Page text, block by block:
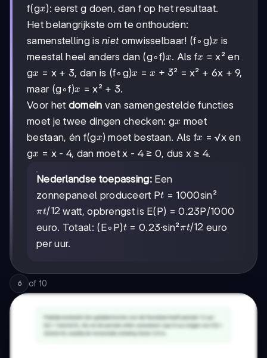
f(gx
x): eerst g doen, dan f op het resultaat.
Het belangrijkste om te onthouden:
samenstelling isnietomwisselbaar! (f∘g)x
x is
meestal heel anders dan (g∘f)x
x. Als fx
x = x² en
gx
x = x + 3, dan is (f∘g)x
x =x
x + 3² = x² + 6x + 9,
maar (g∘f)x
x = x² + 3.
Voor het domein van samengestelde functies
moet je twee dingen checken: gx
x moet
bestaan, én f(gx
x) moet bestaan. Als fx
x = √x en
gx
x = x - 4, dan moet x - 4 ≥ 0, dus x ≥ 4.
Nederlandse toepassing:Een
zonnepaneel produceert Pt
t = 1000sin²
πt/12
πt/12 watt, opbrengst is E(P) = 0.23P/1000
euro. Totaal: (E∘P)t
t = 0.23·sin²πt/12
πt/12 euro
per uur.
6 of 10